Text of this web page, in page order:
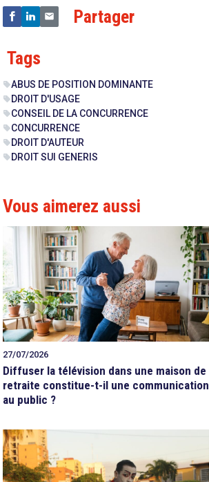
Partager
Tags
sellABUS DE POSITION DOMINANTE
sellDROIT D'USAGE
sellCONSEIL DE LA CONCURRENCE
sellCONCURRENCE
sellDROIT D'AUTEUR
sellDROIT SUI GENERIS
Vous aimerez aussi
27/07/2026
Diffuser la télévision dans une maison de
retraite constitue-t-il une communication
au public ?